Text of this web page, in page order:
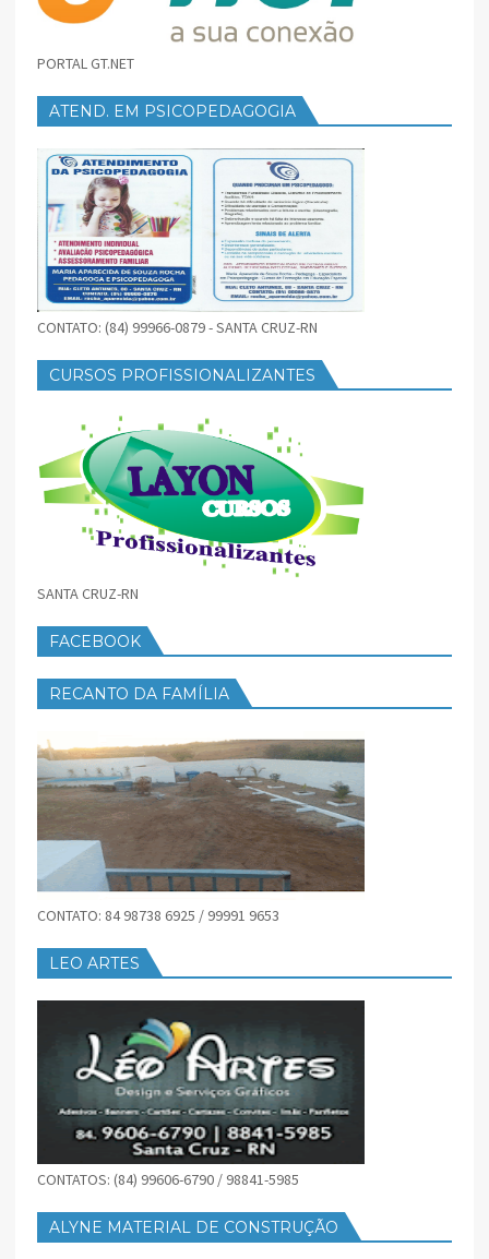
PORTAL GT.NET
ATEND. EM PSICOPEDAGOGIA
CONTATO: (84) 99966-0879 - SANTA CRUZ-RN
CURSOS PROFISSIONALIZANTES
SANTA CRUZ-RN
FACEBOOK
RECANTO DA FAMÍLIA
CONTATO: 84 98738 6925 / 99991 9653
LEO ARTES
CONTATOS: (84) 99606-6790 / 98841-5985
ALYNE MATERIAL DE CONSTRUÇÃO